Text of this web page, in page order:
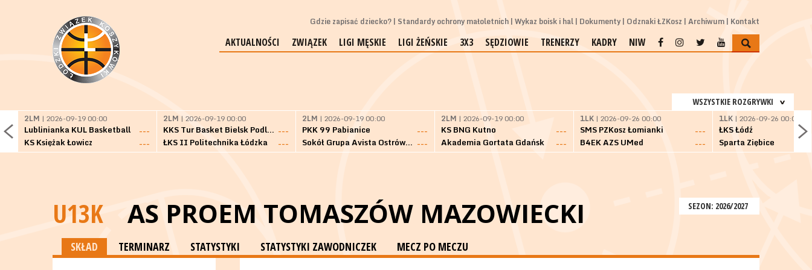
Gdzie zapisać dziecko? Standardy ochrony małoletnich Wykaz boisk i hal Dokumenty Odznaki ŁZKosz Archiwum Kontakt
AKTUALNOŚCI ZWIĄZEK LIGI MĘSKIE LIGI ŻEŃSKIE 3X3 SĘDZIOWIE TRENERZY KADRY NIW
WSZYSTKIE ROZGRYWKI
2LM | 2026-09-19 00:00
Lublinianka KUL Basketball
---
KS Księżak Łowicz
---
2LM | 2026-09-19 00:00
KKS Tur Basket Bielsk Podlaski ---
ŁKS II Politechnika Łódzka
---
2LM | 2026-09-19 00:00
PKK 99 Pabianice
---
Sokół Grupa Avista Ostrów Maz. ---
2LM | 2026-09-19 00:00
KS BNG Kutno
---
Akademia Gortata Gdańsk
---
1LK | 2026-09-26 00:00
SMS PZKosz Łomianki
---
B4EK AZS UMed
---
1LK | 2026-09-26 00:00
ŁKS Łódź
Sparta Ziębice
SEZON: 2026/2027
U13K AS PROEM TOMASZÓW MAZOWIECKI
SKŁAD TERMINARZ STATYSTYKI STATYSTYKI ZAWODNICZEK MECZ PO MECZU